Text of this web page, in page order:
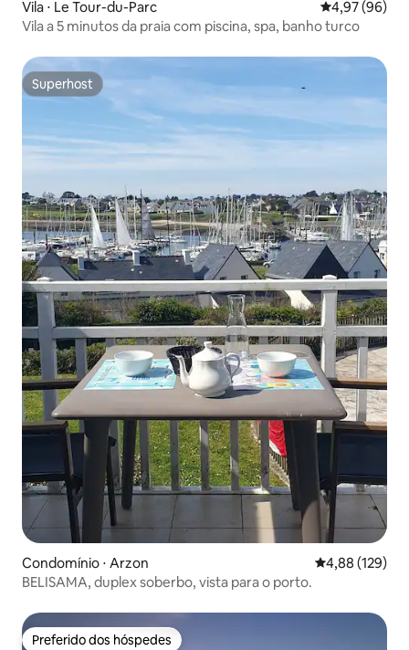
Vila ⋅ Le Tour-du-Parc 4,97 de uma
4,97 (96)
Vila a 5 minutos da praia com piscina, spa, banho turco
Superhost
Superhost
Condomínio ⋅ Arzon 4,88 de uma
4,88 (129)
BELISAMA, duplex soberbo, vista para o porto.
Preferido dos hóspedes